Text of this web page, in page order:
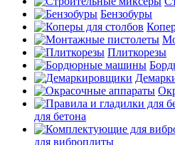
Бензобуры
Плиткорезы
для бетона
для виброплиты